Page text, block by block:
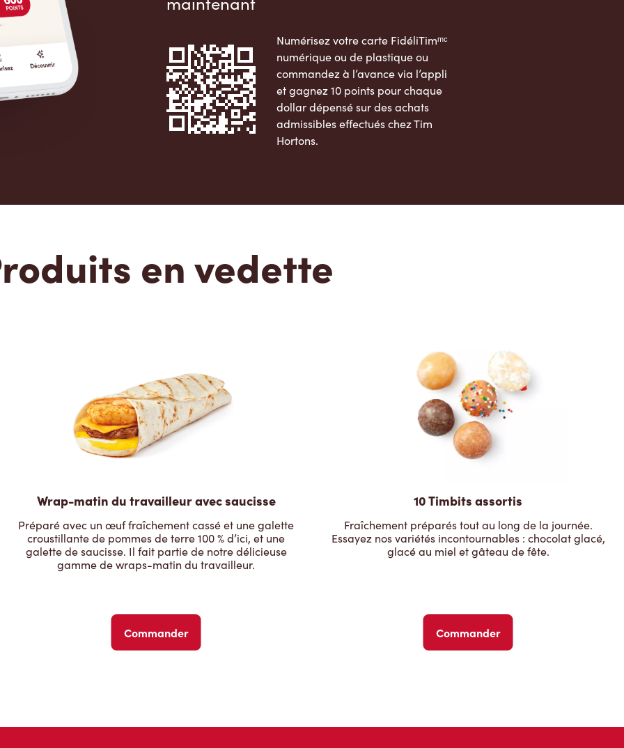
Numérisez votre carte FidéliTimᵐᶜ
numérique ou de plastique ou
commandez à l’avance via l’appli
et gagnez 10 points pour chaque
dollar dépensé sur des achats
admissibles effectués chez Tim
Hortons.
en vedette
Wrap-matin du travailleur avec saucisse
Préparé avec un œuf fraîchement cassé et une galette
croustillante de pommes de terre 100 % d’ici, et une
galette de saucisse. Il fait partie de notre délicieuse
gamme de wraps-matin du travailleur.
Commander
10 Timbits assortis
Fraîchement préparés tout au long de la journée.
Essayez nos variétés incontournables : chocolat glacé,
glacé au miel et gâteau de fête.
Commander